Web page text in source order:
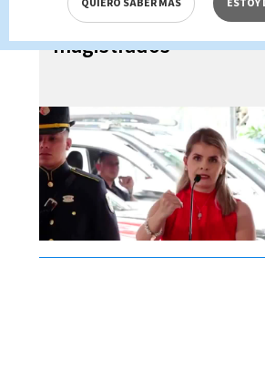
dictadora ante
magistrados
QUIERO SABER MÁS ESTOY